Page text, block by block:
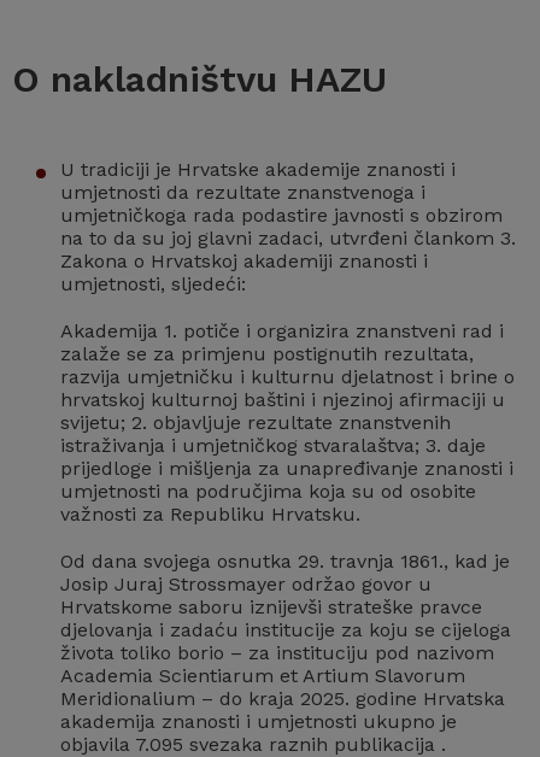
O nakladništvu HAZU
U tradiciji je Hrvatske akademije znanosti i
umjetnosti da rezultate znanstvenoga i
umjetničkoga rada podastire javnosti s obzirom
na to da su joj glavni zadaci, utvrđeni člankom 3.
Zakona o Hrvatskoj akademiji znanosti i
umjetnosti, sljedeći:
Akademija 1. potiče i organizira znanstveni rad i
zalaže se za primjenu postignutih rezultata,
razvija umjetničku i kulturnu djelatnost i brine o
hrvatskoj kulturnoj baštini i njezinoj afirmaciji u
svijetu; 2. objavljuje rezultate znanstvenih
istraživanja i umjetničkog stvaralaštva; 3. daje
prijedloge i mišljenja za unapređivanje znanosti i
umjetnosti na područjima koja su od osobite
važnosti za Republiku Hrvatsku.
Od dana svojega osnutka 29. travnja 1861., kad je
Josip Juraj Strossmayer održao govor u
Hrvatskome saboru iznijevši strateške pravce
djelovanja i zadaću institucije za koju se cijeloga
života toliko borio – za instituciju pod nazivom
Academia Scientiarum et Artium Slavorum
Meridionalium – do kraja 2025. godine Hrvatska
akademija znanosti i umjetnosti ukupno je
objavila 7.095 svezaka raznih publikacija .